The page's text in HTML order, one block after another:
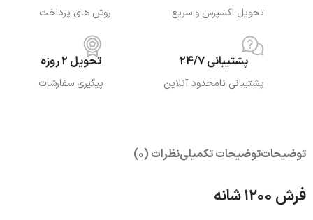
تحویل اکسپرس و سریع روش های پرداخت
پشتیبانی 24/7
پشتیبانی نامحدود آنلاین
تحویل 2 روزه
پیگیری سفارشات
توضیحاتتوضیحات تکمیلینظرات (0)
فرش 1200 شانه